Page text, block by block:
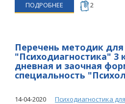
ПОДРОБНЕЕ 2
Перечень методик для
"Психодиагностика" 3
дневная и заочная
специальность
14-04-2020
Психодиагностика